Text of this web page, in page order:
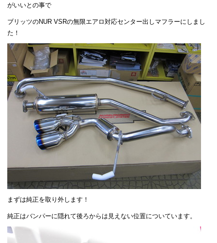
がいいとの事で
ブリッツのNUR VSRの無限エアロ対応センター出しマフラーにしまし
た！
まずは純正を取り外します！
純正はバンパーに隠れて後ろからは見えない位置についています。